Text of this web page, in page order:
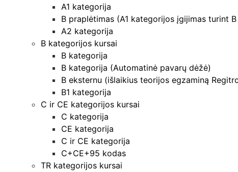
A1 kategorija
B praplėtimas (A1 kategorijos įgijimas turint
A2 kategorija
B kategorijos kursai
B kategorija
B kategorija (Automatinė pavarų dėžė)
B eksternu (išlaikius teorijos egzaminą
B1 kategorija
C ir CE kategorijos kursai
C kategorija
CE kategorija
C ir CE kategorija
C+CE+95 kodas
TR kategorijos kursai